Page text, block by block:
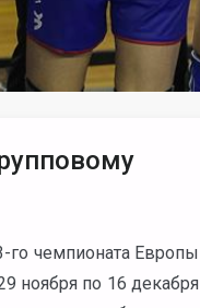
чемпионата Европы
ноября по 16 декабря